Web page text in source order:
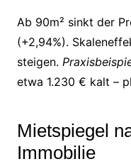
Ab 90m² sinkt der
(+2,94%).
steigen.
etwa 1.230 € kalt –
Mietspiegel
Immobilie